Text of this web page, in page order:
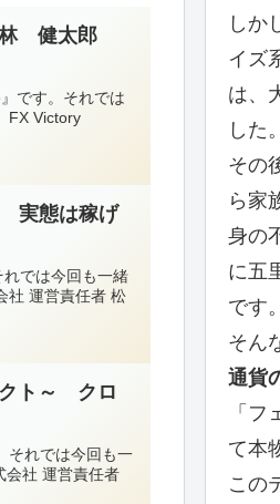
林 健太郎
です。それでは
FX Victory
実態は稼げ
では今回も一緒
社 運営責任者 松
クト～ クロ
それでは今回も一
会社 運営責任者
しか
イズ
は、
した。
その
ら家
身の
に五
です。
そん
通貨
「
て本
この